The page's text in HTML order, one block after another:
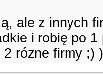
ale z innych
i robię po
rózne firmy ;) )